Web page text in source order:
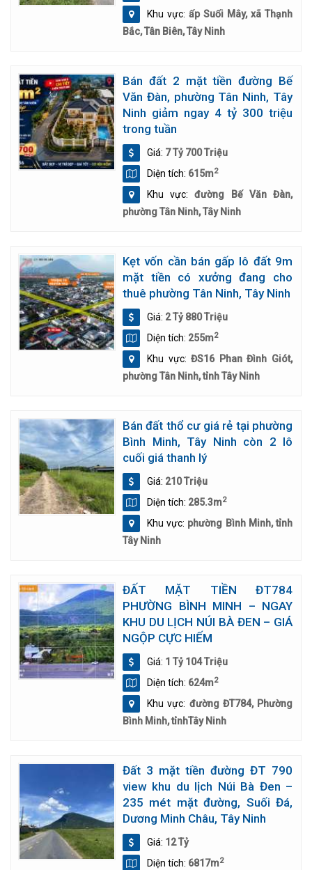
Khu vực: ấp Suối Mây, xã Thạnh
Bắc, Tân Biên, Tây Ninh
Bán đất 2 mặt tiền đường Bế
Văn Đàn, phường Tân Ninh, Tây
Ninh giảm ngay 4 tỷ 300 triệu
trong tuần
Giá: 7 Tỷ 700 Triệu
Diện tích: 615m2
Khu vực:đường Bế Văn Đàn,
phường Tân Ninh, Tây Ninh
Kẹt vốn cần bán gấp lô đất 9m
mặt tiền có xưởng đang cho
thuê phường Tân Ninh, Tây Ninh
Giá: 2 Tỷ 880 Triệu
Diện tích: 255m2
Khu vực:ĐS16 Phan Đình Giót,
phường Tân Ninh, tỉnh Tây Ninh
Bán đất thổ cư giá rẻ tại phường
Bình Minh, Tây Ninh còn 2 lô
cuối giá thanh lý
Giá: 210 Triệu
Diện tích: 285.3m2
Khu vực: phường Bình Minh, tỉnh
Tây Ninh
ĐẤT MẶT TIỀN ĐT784
PHƯỜNG BÌNH MINH – NGAY
KHU DU LỊCH NÚI BÀ ĐEN – GIÁ
NGỘP CỰC HIẾM
Giá: 1 Tỷ 104 Triệu
Diện tích: 624m2
Khu vực: đường ĐT784, Phường
Bình Minh, tỉnhTây Ninh
Đất 3 mặt tiền đường ĐT 790
view khu du lịch Núi Bà Đen –
235 mét mặt đường, Suối Đá,
Dương Minh Châu, Tây Ninh
Giá: 12 Tỷ
Diện tích: 6817m2